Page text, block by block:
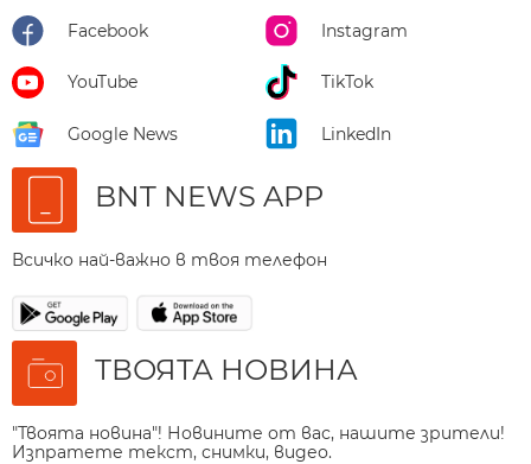
Facebook Instagram
YouTube TikTok
Google News LinkedIn
BNT NEWS APP
Всичко най-важно в твоя телефон
ТВОЯТА НОВИНА
"Твоята новина"! Новините от вас, нашите зрители!
Изпратете текст, снимки, видео.